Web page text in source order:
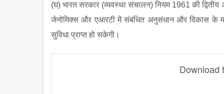
(घ) भारत सरकार (व्‍यवस्‍था संचालन) नियम 1961 की
जेनोमिक्‍स और एआरटी में संबंधित अनुसंधान और विकास के
सुविधा प्राप्‍त हो सकेगी।
Download